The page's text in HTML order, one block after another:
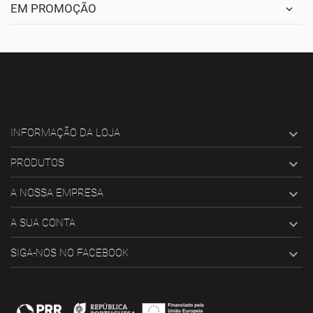
EM PROMOÇÃO
INFORMAÇÃO DA LOJA 
PRODUTOS 
A NOSSA EMPRESA 
A SUA CONTA 
SIGA-NOS NO FACEBOOK 